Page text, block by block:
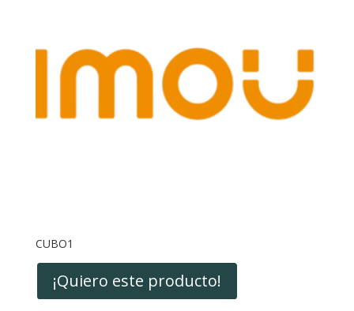
CUBO1
¡Quiero este producto!